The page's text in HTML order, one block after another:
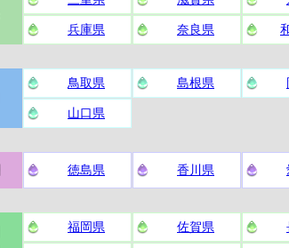
兵庫県 奈良県
鳥取県 島根県
山口県
徳島県 香川県
福岡県 佐賀県